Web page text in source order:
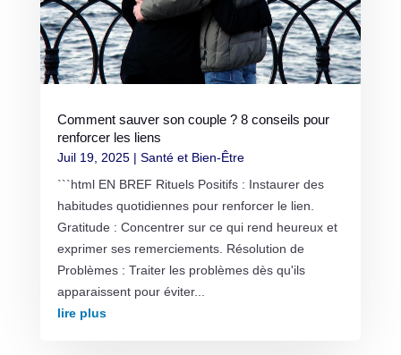
Comment sauver son couple ? 8 conseils pour
renforcer les liens
Juil 19, 2025| Santé et Bien-Être
```html EN BREF Rituels Positifs : Instaurer des
habitudes quotidiennes pour renforcer le lien.
Gratitude : Concentrer sur ce qui rend heureux et
exprimer ses remerciements. Résolution de
Problèmes : Traiter les problèmes dès qu'ils
apparaissent pour éviter...
lire plus